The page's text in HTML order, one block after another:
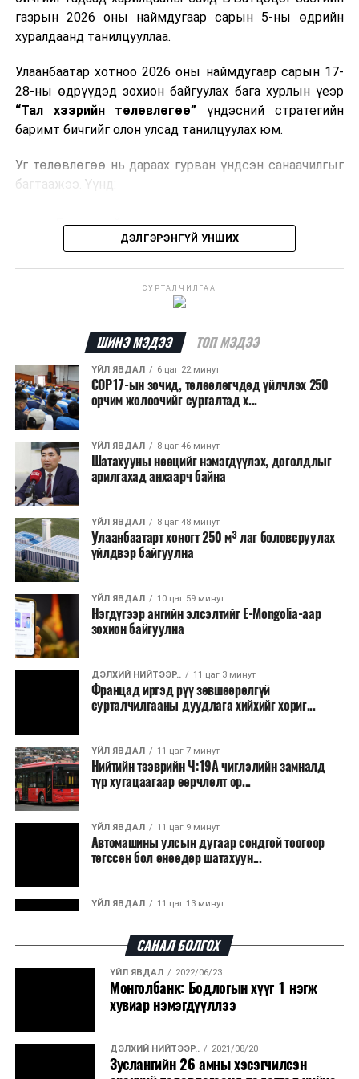
Мөн газрын тосны бүтээгдэхүүн, шатахууныг хилээр
шуурхай нэвтрүүлэх, тээвэрлэх, буулгах, гадаад
вагонцистерний ашиглалтын төлбөр, хураамжийг
хөнгөвчлөх, шаардлага хангасан зөвшөөрлийн
хүсэлтийг түргэн шийдвэрлэх, шатахууны
нийлүүлэлтийн тогтвортой байдлыг хангахыг
холбогдох сайд нарт үүрэг болголоо.
газрын 2026 оны наймдугаар сарын 5-ны өдрийн
хуралдаанд танилцууллаа.
Улаанбаатар хотноо 2026 оны наймдугаар сарын 17-
28-ны өдрүүдэд зохион байгуулах бага хурлын үеэр
“Тал хээрийн төлөвлөгөө” үндэсний стратегийн
баримт бичгийг олон улсад танилцуулах юм.
Уг төлөвлөгөө нь дараах гурван үндсэн санаачилгыг
багтаажээ. Үүнд:
Бэлчээрийн тэргүүлэх санаачилга
Ус, газрын нэгдсэн менежментийн санаачилга
дэд бүтцийн санаачилга
Эдгээр санаачилгын хүрээнд нийт
хэрэгжүүлэхээр төлөвлөж,
6.5 тэрбум ам.долларын
санхүүжилт
татахаар зорьж байна. Нэг төслийн
дундаж санхүүжилтийн хэмжээ700 мянган
ам.доллар байхаар тооцжээ.
ДЭЛГЭРЭНГҮЙ УНШИХ
СУРТАЛЧИЛГАА
ШИНЭ МЭДЭЭ ТОП МЭДЭЭ
ҮЙЛ ЯВДАЛ 6 цаг 22 минут
COP17-ын зочид, төлөөлөгчдөд үйлчлэх 250
орчим жолоочийг сургалтад х...
ҮЙЛ ЯВДАЛ 8 цаг 46 минут
Шатахууны нөөцийг нэмэгдүүлэх, доголдлыг
арилгахад анхаарч байна
ҮЙЛ ЯВДАЛ 8 цаг 48 минут
Улаанбаатарт хоногт 250 м³ лаг боловсруулах
үйлдвэр байгуулна
ҮЙЛ ЯВДАЛ 10 цаг 59 минут
Нэгдүгээр ангийн элсэлтийг E-Mongolia-аар
зохион байгуулна
ДЭЛХИЙ НИЙТЭЭР.. 11 цаг 3 минут
Францад иргэд рүү зөвшөөрөлгүй
сурталчилгааны дуудлага хийхийг хориг...
ҮЙЛ ЯВДАЛ 11 цаг 7 минут
Нийтийн тээврийн Ч:19А чиглэлийн замналд
түр хугацаагаар өөрчлөлт ор...
ҮЙЛ ЯВДАЛ 11 цаг 9 минут
Автомашины улсын дугаар сондгой тоогоор
төгссөн бол өнөөдөр шатахуун...
ҮЙЛ ЯВДАЛ 11 цаг 13 минут
ДЭЛХИЙ НИЙТЭЭР.. 2026/08/06
“Уралдронзавод” компанийн ерөнхий
захирлын автомашиныг дэлбэлжээ...
ҮЙЛ ЯВДАЛ 2026/08/06
Сүхбаатар боомтоор тав хоногт 10 мянга гаруй
САНАЛ БОЛГОХ
ҮЙЛ ЯВДАЛ 2022/06/23
Монголбанк: Бодлогын хүүг 1 нэгж
хувиар нэмэгдүүллээ
ДЭЛХИЙ НИЙТЭЭР.. 2021/08/20
Зуслангийн 26 амны хэсэгчилсэн